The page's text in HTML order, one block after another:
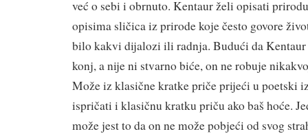
već o sebi i obrnuto. Kentaur želi opisati
opisima sličica iz prirode koje često govore
bilo kakvi dijalozi ili radnja. Budući da
konj, a nije ni stvarno biće, on ne robuje
Može iz klasične kratke priče prijeći u poetski
ispričati i klasičnu kratku priču ako baš hoće.
može jest to da on ne može pobjeći od svog